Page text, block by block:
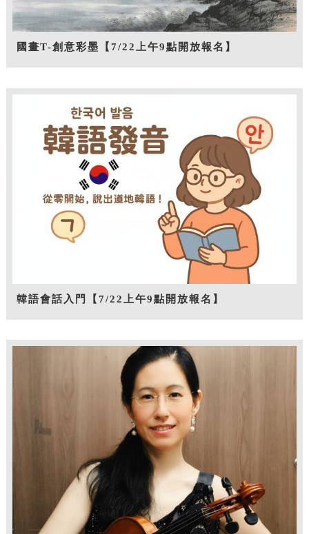
國畫T-創意彩墨【7/22上午9點開放報名】
韓語會話入門【7/22上午9點開放報名】